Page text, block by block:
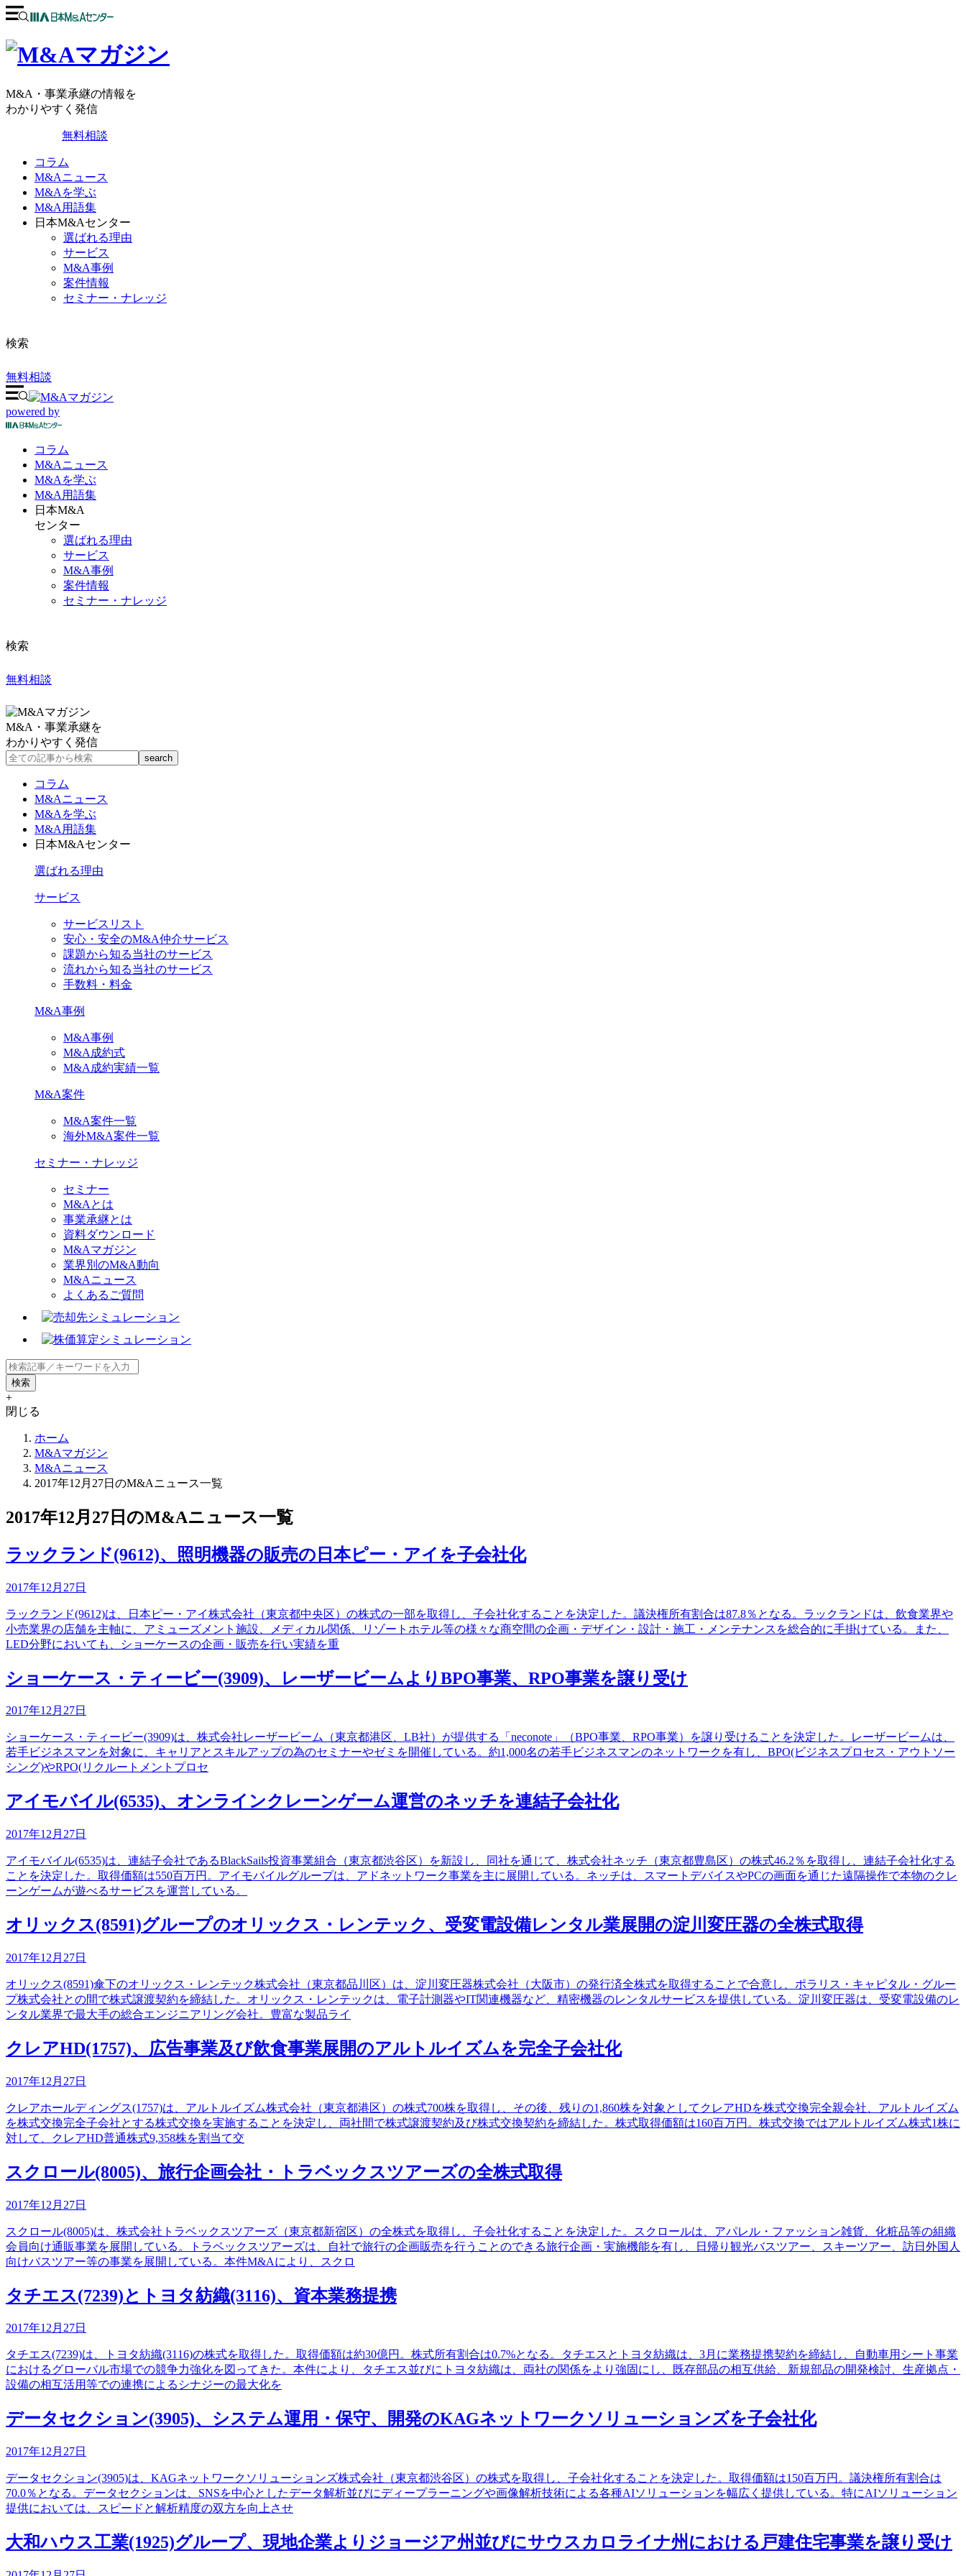
M&A・事業承継の情報を
わかりやすく発信
無料相談
コラム
M&Aニュース
M&Aを学ぶ
M&A用語集
日本M&Aセンター
選ばれる理由
サービス
M&A事例
案件情報
セミナー・ナレッジ
検索
無料相談
powered by
コラム
M&Aニュース
M&Aを学ぶ
M&A 用語集
日本M&A
センター
選ばれる理由
サービス
M&A事例
案件情報
セミナー・ナレッジ
検索
無料相談
M&A・事業承継を
わかりやすく発信
コラム
M&Aニュース
M&Aを学ぶ
M&A用語集
日本M&Aセンター
選ばれる理由
サービス
サービスリスト
安心・安全のM&A仲介サービス
課題から知る当社のサービス
流れから知る当社のサービス
手数料・料金
M&A事例
M&A事例
M&A成約式
M&A成約実績一覧
M&A案件
M&A案件一覧
海外M&A案件一覧
セミナー・ナレッジ
セミナー
M&Aとは
事業承継とは
資料ダウンロード
M&Aマガジン
業界別のM&A動向
M&Aニュース
よくあるご質問
+
閉じる
ホーム
M&Aマガジン
M&Aニュース
2017年12月27日のM&Aニュース一覧
2017年12月27日のM&Aニュース一覧
ラックランド(9612)、照明機器の販売の日本ピー・アイを子会社化
2017年12月27日
ラックランド(9612)は、日本ピー・アイ株式会社（東京都中央区）の株式の一部を取得し、子会社化することを決定した。議決権所有割合は87.8％となる。ラックランドは、飲食業界や
小売業界の店舗を主軸に、アミューズメント施設、メディカル関係、リゾートホテル等の様々な商空間の企画・デザイン・設計・施工・メンテナンスを総合的に手掛けている。また、
LED分野においても、ショーケースの企画・販売を行い実績を重
ショーケース・ティービー(3909)、レーザービームよりBPO事業、RPO事業を譲り受け
2017年12月27日
ショーケース・ティービー(3909)は、株式会社レーザービーム（東京都港区、LB社）が提供する「neconote」（BPO事業、RPO事業）を譲り受けることを決定した。レーザービームは、
若手ビジネスマンを対象に、キャリアとスキルアップの為のセミナーやゼミを開催している。約1,000名の若手ビジネスマンのネットワークを有し、BPO(ビジネスプロセス・アウトソー
シング)やRPO(リクルートメントプロセ
アイモバイル(6535)、オンラインクレーンゲーム運営のネッチを連結子会社化
2017年12月27日
アイモバイル(6535)は、連結子会社であるBlackSails投資事業組合（東京都渋谷区）を新設し、同社を通じて、株式会社ネッチ（東京都豊島区）の株式46.2％を取得し、連結子会社化する
ことを決定した。取得価額は550百万円。アイモバイルグループは、アドネットワーク事業を主に展開している。ネッチは、スマートデバイスやPCの画面を通じた遠隔操作で本物のクレ
ーンゲームが遊べるサービスを運営している。
オリックス(8591)グループのオリックス・レンテック、受変電設備レンタル業展開の淀川変圧器の全株式取得
2017年12月27日
オリックス(8591)傘下のオリックス・レンテック株式会社（東京都品川区）は、淀川変圧器株式会社（大阪市）の発行済全株式を取得することで合意し、ポラリス・キャピタル・グルー
プ株式会社との間で株式譲渡契約を締結した。オリックス・レンテックは、電子計測器やIT関連機器など、精密機器のレンタルサービスを提供している。淀川変圧器は、受変電設備のレ
ンタル業界で最大手の総合エンジニアリング会社。豊富な製品ライ
クレアHD(1757)、広告事業及び飲食事業展開のアルトルイズムを完全子会社化
2017年12月27日
クレアホールディングス(1757)は、アルトルイズム株式会社（東京都港区）の株式700株を取得し、その後、残りの1,860株を対象としてクレアHDを株式交換完全親会社、アルトルイズム
を株式交換完全子会社とする株式交換を実施することを決定し、両社間で株式譲渡契約及び株式交換契約を締結した。株式取得価額は160百万円。株式交換ではアルトルイズム株式1株に
対して、クレアHD普通株式9,358株を割当て交
スクロール(8005)、旅行企画会社・トラベックスツアーズの全株式取得
2017年12月27日
スクロール(8005)は、株式会社トラベックスツアーズ（東京都新宿区）の全株式を取得し、子会社化することを決定した。スクロールは、アパレル・ファッション雑貨、化粧品等の組織
会員向け通販事業を展開している。トラベックスツアーズは、自社で旅行の企画販売を行うことのできる旅行企画・実施機能を有し、日帰り観光バスツアー、スキーツアー、訪日外国人
向けバスツアー等の事業を展開している。本件M&Aにより、スクロ
タチエス(7239)とトヨタ紡織(3116)、資本業務提携
2017年12月27日
タチエス(7239)は、トヨタ紡織(3116)の株式を取得した。取得価額は約30億円。株式所有割合は0.7%となる。タチエスとトヨタ紡織は、3月に業務提携契約を締結し、自動車用シート事業
におけるグローバル市場での競争力強化を図ってきた。本件により、タチエス並びにトヨタ紡織は、両社の関係をより強固にし、既存部品の相互供給、新規部品の開発検討、生産拠点・
設備の相互活用等での連携によるシナジーの最大化を
データセクション(3905)、システム運用・保守、開発のKAGネットワークソリューションズを子会社化
2017年12月27日
データセクション(3905)は、KAGネットワークソリューションズ株式会社（東京都渋谷区）の株式を取得し、子会社化することを決定した。取得価額は150百万円。議決権所有割合は
70.0％となる。データセクションは、SNSを中心としたデータ解析並びにディープラーニングや画像解析技術による各種AIソリューションを幅広く提供している。特にAIソリューション
提供においては、スピードと解析精度の双方を向上させ
大和ハウス工業(1925)グループ、現地企業よりジョージア州並びにサウスカロライナ州における戸建住宅事業を譲り受け